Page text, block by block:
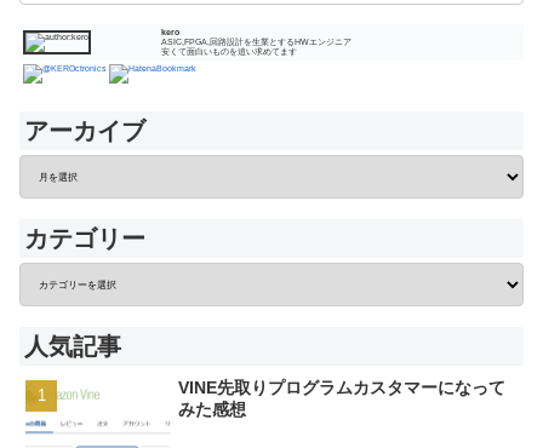
kero
ASIC,FPGA,回路設計を生業とするHWエンジニア
安くて面白いものを追い求めてます
アーカイブ
カテゴリー
人気記事
VINE先取りプログラムカスタマーになって
みた感想